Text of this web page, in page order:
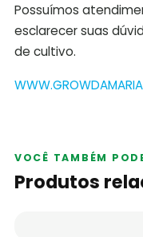
Possuímos
esclarecer suas
de cultivo.
VOCÊ TAMBÉM
Produtos